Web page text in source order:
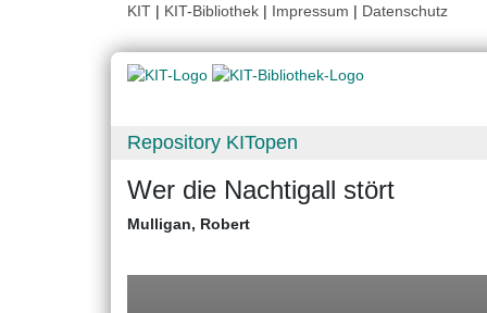
KIT | KIT-Bibliothek | Impressum | Datenschutz
Repository KITopen
Wer die Nachtigall stört
Mulligan, Robert